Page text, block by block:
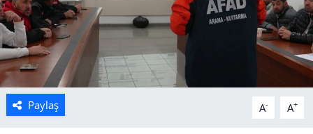
Paylaş A- A+